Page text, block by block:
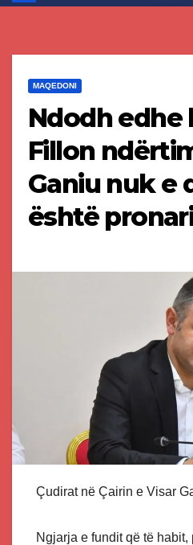
MAQEDONI
Ndodh edhe
Fillon
Ganiu nuk e
është
Çudirat në Çairin e Visar
Ngjarja e fundit që të habit,